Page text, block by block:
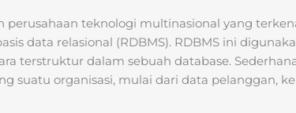
perusahaan teknologi multinasional yang
data relasional (RDBMS). RDBMS ini
terstruktur dalam sebuah database.
suatu organisasi, mulai dari data pelanggan,